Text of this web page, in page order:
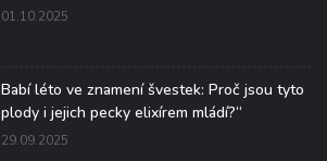
01.10.2025
Babí léto ve znamení švestek: Proč jsou tyto
plody i jejich pecky elixírem mládí?“
29.09.2025